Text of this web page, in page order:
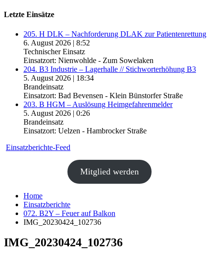
Letzte Einsätze
205. H DLK – Nachforderung DLAK zur Patientenrettung
6. August 2026 | 8:52
Technischer Einsatz
Einsatzort: Nienwohlde - Zum Sowelaken
204. B3 Industrie – Lagerhalle // Stichworterhöhung B3
5. August 2026 | 18:34
Brandeinsatz
Einsatzort: Bad Bevensen - Klein Bünstorfer Straße
203. B HGM – Auslösung Heimgefahrenmelder
5. August 2026 | 0:26
Brandeinsatz
Einsatzort: Uelzen - Hambrocker Straße
Einsatzberichte-Feed
Mitglied werden
Home
Einsatzberichte
072. B2Y – Feuer auf Balkon
IMG_20230424_102736
IMG_20230424_102736